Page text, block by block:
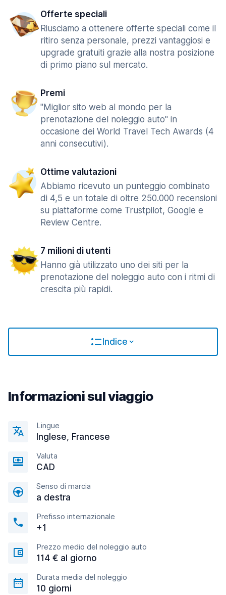
Offerte speciali
Riusciamo a ottenere offerte speciali come il
ritiro senza personale, prezzi vantaggiosi e
upgrade gratuiti grazie alla nostra posizione
di primo piano sul mercato.
Premi
"Miglior sito web al mondo per la
prenotazione del noleggio auto" in
occasione dei World Travel Tech Awards (4
anni consecutivi).
Ottime valutazioni
Abbiamo ricevuto un punteggio combinato
di 4,5 e un totale di oltre 250.000 recensioni
su piattaforme come Trustpilot, Google e
Review Centre.
7 milioni di utenti
Hanno già utilizzato uno dei siti per la
prenotazione del noleggio auto con i ritmi di
crescita più rapidi.
Indice
Informazioni sul viaggio
Lingue
Inglese, Francese
Valuta
CAD
Senso di marcia
a destra
Prefisso internazionale
+1
Prezzo medio del noleggio auto
114 € al giorno
Durata media del noleggio
10 giorni